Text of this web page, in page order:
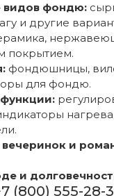
видов фондю:
и другие
покрытием.
фондюшницы,
для фондю.
и
и
(800) 555-28-